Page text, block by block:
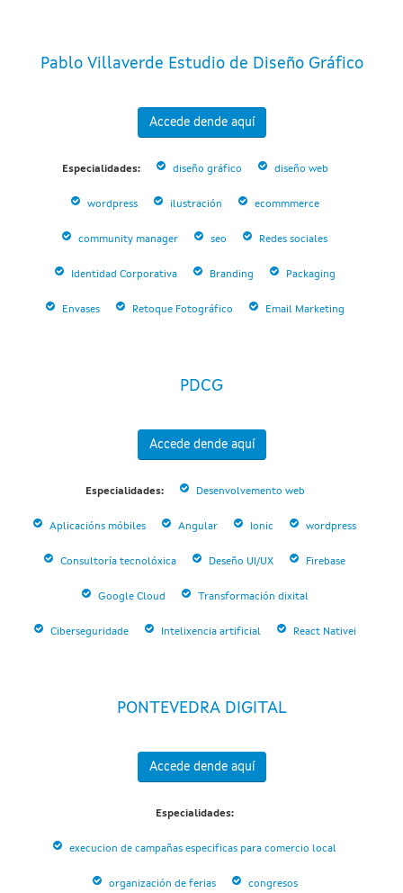
Pablo Villaverde Estudio de Diseño Gráfico
Accede dende aquí
Especialidades: diseño gráfico diseño web
wordpress ilustración ecommmerce
community manager seo Redes sociales
Identidad Corporativa Branding Packaging
Envases Retoque Fotográfico Email Marketing
PDCG
Accede dende aquí
Especialidades: Desenvolvemento web
Aplicacións móbiles Angular Ionic wordpress
Consultoría tecnolóxica Deseño UI/UX Firebase
Google Cloud Transformación dixital
Ciberseguridade Intelixencia artificial React Nativei
PONTEVEDRA DIGITAL
Accede dende aquí
Especialidades:
execucion de campañas especificas para comercio local
organización de ferias congresos